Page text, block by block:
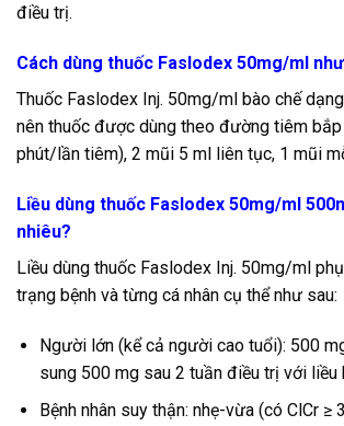
điều trị.
Cách dùng thuốc Faslodex 50mg/ml
Thuốc Faslodex Inj. 50mg/ml bào chế
nên thuốc được dùng theo đường tiêm
phút/lần tiêm), 2 mũi 5 ml liên tục, 1 mũi
Liều dùng thuốc Faslodex 50mg/ml
nhiêu?
Liều dùng thuốc Faslodex Inj. 50mg/ml
trạng bệnh và từng cá nhân cụ thể như sau:
Người lớn (kể cả người cao tuổi): 500
sung 500 mg sau 2 tuần điều trị với liều
Bệnh nhân suy thận: nhẹ-vừa (có ClCr ≥